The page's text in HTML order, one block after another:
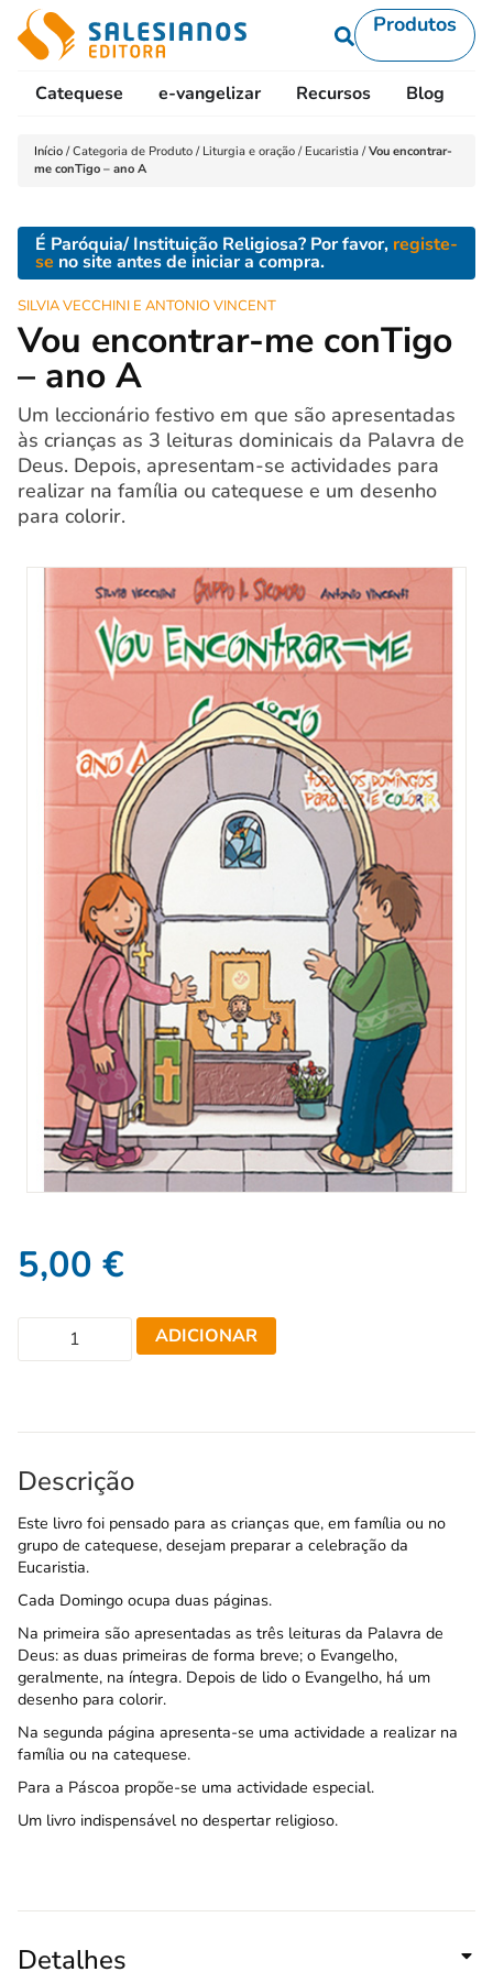
Produtos
Catequese e-vangelizar Recursos Blog
Início /Categoria de Produto / Liturgia e oração / Eucaristia /Vou encontrar-
me conTigo – ano A
É Paróquia/ Instituição Religiosa? Por favor, registe-
se no site antes de iniciar a compra.
SILVIA VECCHINI E ANTONIO VINCENT
Vou encontrar-me conTigo
– ano A
Um leccionário festivo em que são apresentadas
às crianças as 3 leituras dominicais da Palavra de
Deus. Depois, apresentam-se actividades para
realizar na família ou catequese e um desenho
para colorir.
5,00 €
ADICIONAR
Descrição
Este livro foi pensado para as crianças que, em família ou no
grupo de catequese, desejam preparar a celebração da
Eucaristia.
Cada Domingo ocupa duas páginas.
Na primeira são apresentadas as três leituras da Palavra de
Deus: as duas primeiras de forma breve; o Evangelho,
geralmente, na íntegra. Depois de lido o Evangelho, há um
desenho para colorir.
Na segunda página apresenta-se uma actividade a realizar na
família ou na catequese.
Para a Páscoa propõe-se uma actividade especial.
Um livro indispensável no despertar religioso.
Detalhes